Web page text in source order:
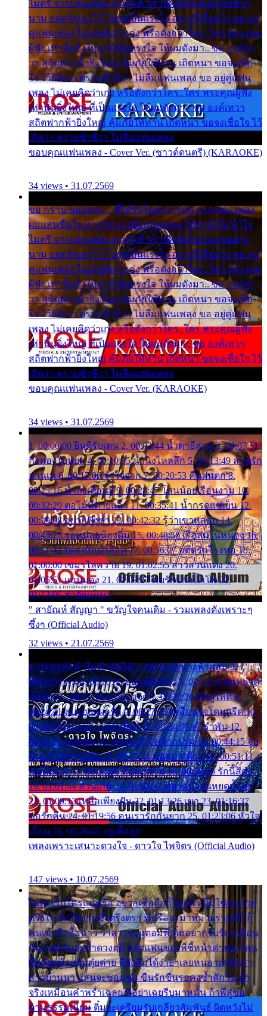
ไมตรี จากแฟนเพลง ทุกทุกที่ ปราณีหลั่งไหล ผมขอฝาก
นาม ยอดรักเอาไว้ โปรดเป็นแรงใจ อย่างนี้เรื่อยไป ขอ อยู่
คู่แฟนเพลง ไม่เคยคิดว่าเก่ง หรือดังกว่าใคร..ใคร พระคุณ
ผู้ฟัง เท่านั้นยิ่งใหญ่ ที่เป็นแรงใจ ให้ผมดังมา.. ขอ องค์เท
วา สถิตฟากฟ้ายิ่งใหญ่ คุ้มภัยให้ท่าน เถิดหนา ขอจงเชื่อ
ใจ ไว้เถิดว่า ตราบชั่วชีวา ไม่ลืมแฟนเพลง ขอ อยู่คู่แฟน
เพลง ไม่เคยคิดว่าเก่ง หรือดังกว่าใคร..ใคร พระคุณผู้ฟัง
เท่านั้นยิ่งใหญ่ ที่เป็นแรงใจ ให้ผมดังมา.. ขอ องค์เทวา
สถิตฟากฟ้ายิ่งใหญ่ คุ้มภัยให้ท่าน เถิดหนา ขอจงเชื่อใจ ไว้
เถิดว่า ตราบชั่วชีวา ไม่ลืมแฟนเพลง
ขอบคุณแฟนเพลง - Cover Ver. (ซาวด์ดนตรี) (KARAOKE)
34 views • 31.07.2569
ขอ กราบ ขอบคุณ.... ที่ได้รับไออุ่น การุณ จากแฟน เพลง
ผมแสนชื่นใจ หายวังเวง เมื่อแฟนเพลง ให้กำลังใจ น้ำใจ
ไมตรี จากแฟนเพลง ทุกทุกที่ ปราณีหลั่งไหล ผมขอฝาก
นาม ยอดรักเอาไว้ โปรดเป็นแรงใจ อย่างนี้เรื่อยไป ขอ อยู่
คู่แฟนเพลง ไม่เคยคิดว่าเก่ง หรือดังกว่าใคร..ใคร พระคุณ
ผู้ฟัง เท่านั้นยิ่งใหญ่ ที่เป็นแรงใจ ให้ผมดังมา.. ขอ องค์เท
วา สถิตฟากฟ้ายิ่งใหญ่ คุ้มภัยให้ท่าน เถิดหนา ขอจงเชื่อ
ใจ ไว้เถิดว่า ตราบชั่วชีวา ไม่ลืมแฟนเพลง ขอ อยู่คู่แฟน
เพลง ไม่เคยคิดว่าเก่ง หรือดังกว่าใคร..ใคร พระคุณผู้ฟัง
เท่านั้นยิ่งใหญ่ ที่เป็นแรงใจ ให้ผมดังมา.. ขอ องค์เทวา
สถิตฟากฟ้ายิ่งใหญ่ คุ้มภัยให้ท่าน เถิดหนา ขอจงเชื่อใจ ไว้
เถิดว่า ตราบชั่วชีวา ไม่ลืมแฟนเพลง
ขอบคุณแฟนเพลง - Cover Ver. (KARAOKE)
34 views • 31.07.2569
1. 00:00:00 ยินดีรับเดน 2. 00:03:44 น้ำตาอีสาน 3. 00:07:51
กิ่งทองใบหยก 4. 00:10:35 น้ำนิ่งไหลลึก 5. 00:13:49 ลานรัก
ลานเท 6. 00:17:06 จำใจจาก 7. 00:20:53 คืนฝนตก 8.
00:25:16 น้ำลงเดือนยี่ 9. 00:28:47 โสนน้อยเรือนงาม 10.
00:32:29 ตอไม้ที่ตายแล้ว 11. 00:35:41 น้ำกรดแช่เย็น 12.
00:39:08 อยากฟังซ้ำ 13. 00:42:32 รู้ว่าเขาหลอก 14.
00:45:25 รอหน่อยน้องติ๋ม 15. 00:48:56 เรือล่มในหนอง 16.
00:51:43 บัตรเชิญสีเลือด 17. 00:56:07 อดีตรักโรงทอ 18.
01:00:00 เขมรไล่ควาย 19. 01:02:55 สาวสวนแตง 20.
01:05:51 แอบมอง 21. 01:09:27 พบรักปากน้ำโพ 22.
01:13:06 สายัณห์เมา
" สายัณห์ สัญญา " ขวัญใจคนเดิม - รวมเพลงดังเพราะๆ
ซึ้งๆ (Official Audio)
32 views • 21.07.2569
1. 00:00:00 ทำไมทำฉันได้ 2. 00:03:20 นางฟ้าสลัม 3.
00:06:50 คน 4. 00:10:36 บุญเหลือเกิน 5. 00:13:58 ฝนหยาด
สุดท้าย 6. 00:17:30 ยาใจยาจก 7. 00:20:30 คิดดูให้ดี 8.
00:24:21 ลบรอยแผลรัก 9. 00:27:35 เหมือนใจโดนกรีด 10.
00:30:54 ขบวนการเปาเปียว 11. 00:34:05 คำรำพัน 12.
00:37:20 ปาหนัน 13. 00:40:37 ใจเจ้ากรรม 14. 00:44:15 จูบ
ฉันแล้วจงตายเสีย 15. 00:47:24 ขอสูมาเต๊อะ 16. 00:51:11
คนใจมาร 17. 00:54:50 คืนทรมาน 18. 00:58:25 รักนี้สีดำ
19. 01:01:44 ส่วนเกิน 20. 01:05:42 หยาดน้ำฝนหยดน้ำตา
21. 01:09:13 เหลือเพียงฝัน 22. 01:13:26 เขา 23. 01:16:37
ขอรักคืน 24. 01:19:56 คนเรารักกันยาก 25. 01:23:06 หัวใจ
เถื่อน 26. 01:26:45 อยู่เพื่อลูก
เพลงเพราะเสนาะดวงใจ - ดาวใจ ไพจิตร (Official Audio)
147 views • 10.07.2569
ไม่เคยรักใครแน่หรือ อยากเชื่อถือก็ไม่กล้า ติ๋มใช่คนสวย
ตรึงใจ ติ๋มใช่งามซึ้งตรึงตรา พี่หรือจะมาหมายร่วมชีวี ก็
คนเขาลืออื้อฉาว ว่าสาวๆรุมตอมพี่ ติ๋มอยากรับรักเหมือน
กัน แต่หวั่นจะช้ำดวงฤดี กลัวแฟนของพี่ชี้หน้าด่าทอ ก็คน
ชื่อต๋อยต้อยตุ้มตุ๋ยต่าย พี่ยังลืมได้ง่ายๆเลยหนอ แค่ตัวเรา
สาวบ้านนา แสนจะซอมซ่อ ขืนรักขืนรอคงช้ำสักวัน ถ้า
จริงเหมือนคำพร่ำเฉลย พี่อย่าเฉยรีบมาหมั้น ถ้าพี่สู่ขอ
ตามธรรมเนียม ติ๋มจะเตรียมรับเกลียวสัมพันธ์ ผิดหวังไม่